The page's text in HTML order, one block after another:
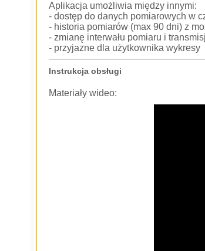
Aplikacja umożliwia między innymi:
- dostęp do danych pomiarowych w
- historia pomiarów (max 90 dni) z
- zmianę interwału pomiaru i
- przyjazne dla użytkownika wykresy
Instrukcja obsługi
Materiały wideo: